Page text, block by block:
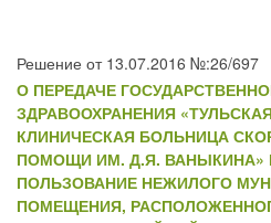
Решение от 13.07.2016 №:26/697
О ПЕРЕДАЧЕ
ЗДРАВООХРАНЕНИЯ
КЛИНИЧЕСКАЯ БОЛЬНИЦА
ПОМОЩИ ИМ. Д.Я. ВАНЫКИНА»
ПОЛЬЗОВАНИЕ НЕЖИЛОГО
ПОМЕЩЕНИЯ,